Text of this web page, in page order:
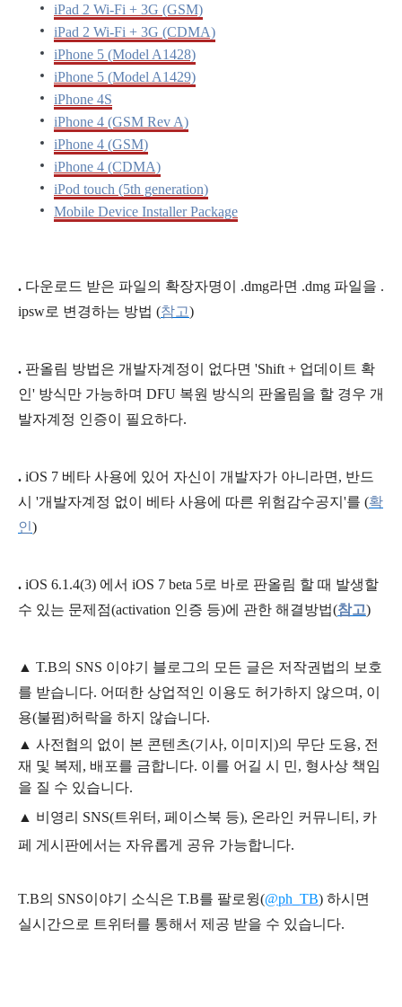
iPad 2 Wi-Fi + 3G (GSM)
iPad 2 Wi-Fi + 3G (CDMA)
iPhone 5 (Model A1428)
iPhone 5 (Model A1429)
iPhone 4S
iPhone 4 (GSM Rev A)
iPhone 4 (GSM)
iPhone 4 (CDMA)
iPod touch (5th generation)
Mobile Device Installer Package
. 다운로드 받은 파일의 확장자명이 .dmg라면 .dmg 파일을 .
ipsw로 변경하는 방법 (참고)
. 판올림 방법은 개발자계정이 없다면 'Shift + 업데이트 확
인' 방식만 가능하며 DFU 복원 방식의 판올림을 할 경우 개
발자계정 인증이 필요하다.
. iOS 7 베타 사용에 있어 자신이 개발자가 아니라면, 반드
시 '개발자계정 없이 베타 사용에 따른 위험감수공지'를 (확
인 )
. iOS 6.1.4(3) 에서 iOS 7 beta 5로 바로 판올림 할 때 발생할
수 있는 문제점(activation 인증 등)에 관한 해결방법(참고)
▲ T.B의 SNS 이야기 블 로그의 모든 글은 저작권법의 보호
를 받습니다. 어떠한 상업적인 이용도 허가하지 않으며, 이
용(불펌)허락을 하지 않습니다.
▲ 사전협의 없이 본 콘텐츠(기사, 이미지)의 무단 도용, 전
재 및 복제, 배포를 금합니다. 이를 어길 시 민, 형사상 책임
을 질 수 있습니다.
▲ 비영리 SNS(트위터, 페이스북 등), 온라인 커뮤니티, 카
페 게시판에서는 자유롭게 공유 가능합니다.
T.B의 SNS이야기 소식은 T.B를 팔로윙(@ph_TB) 하시면
실시간으로 트위터를 통해서 제공 받을 수 있습니다.